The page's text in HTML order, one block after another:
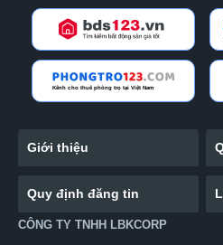
Giới thiệu
Quy định đăng tin
CÔNG TY TNHH LBKCORP